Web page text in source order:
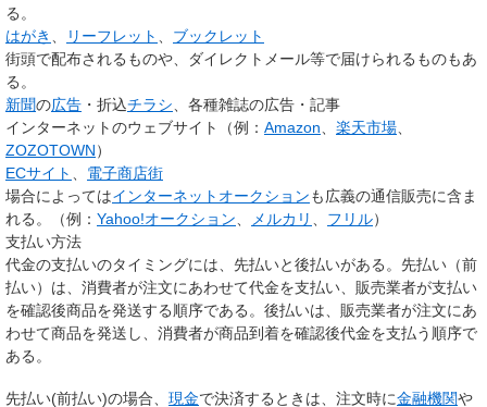
る。
はがき
リーフレット
ブックレット
街頭で配布されるものや、ダイレクトメール等で届けられるものもあ
る。
新聞の広告 ・折込チラシ 、各種雑誌の広告・記事
インターネットのウェブサイト（例： Amazon 楽天市場
ZOZOTOWN）
ECサイト
電子商店街
場合によってはインターネットオークションも広義の通信販売に含ま
れる。（例： Yahoo!オークション メルカリ フリル）
支払い方法
代金の支払いのタイミングには、先払いと後払いがある。 先払い （前
払い）は、消費者が注文にあわせて代金を支払い、販売業者が支払い
を確認後商品を発送する順序である。 後払いは、販売業者が注文にあ
わせて商品を発送し、消費者が商品到着を確認後代金を支払う順序で
ある。
先払い(前払い)の場合、 現金で決済するときは、注文時に金融機関や